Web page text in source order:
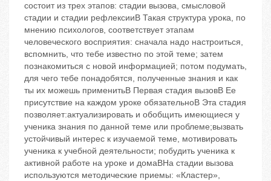
состоит из трех этапов: стадии вызова, смысловой
стадии и стадии рефлексииB Такая структура урока, по
мнению психологов, соответствует этапам
человеческого восприятия: сначала надо настроиться,
вспомнить, что тебе известно по этой теме; затем
познакомиться с новой информацией; потом подумать,
для чего тебе понадобятся, полученные знания и как
ты их можешь применитьB Первая стадия ‬вызовB Ее
присутствие на каждом уроке обязательноB Эта стадия
позволяет:актуализировать и обобщить имеющиеся у
ученика знания по данной теме или проблеме;вызвать
устойчивый интерес к изучаемой теме, мотивировать
ученика к учебной деятельности; побудить ученика к
активной работе на уроке и домаBНа стадии вызова
используются методические приемы: «Кластер»,